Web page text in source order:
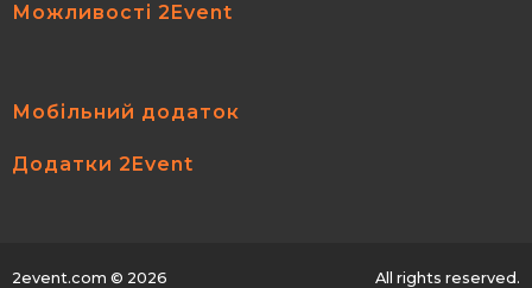
Можливості 2Event
Мобільний додаток
Додатки 2Event
2event.com © 2026 All rights reserved.